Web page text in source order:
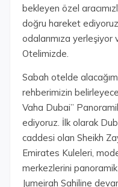
bekleyen özel
doğru hareket ediyoruz.
odalarımıza
Otelimizde.
Sabah otelde
rehberimizin
Vaha Dubai”
ediyoruz. İlk olarak
caddesi olan Sheikh
Emirates Kuleleri,
merkezlerini
Jumeirah Sahiline